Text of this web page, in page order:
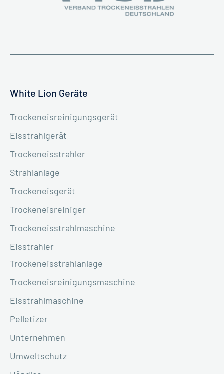
White Lion Geräte
Trockeneisreinigungsgerät
Eisstrahlgerät
Trockeneisstrahler
Strahlanlage
Trockeneisgerät
Trockeneisreiniger
Trockeneisstrahlmaschine
Eisstrahler
Trockeneisstrahlanlage
Trockeneisreinigungsmaschine
Eisstrahlmaschine
Pelletizer
Unternehmen
Umweltschutz